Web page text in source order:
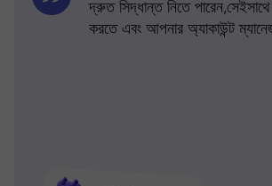
দ্রুত সিদ্ধান্ত নিতে পারেন,সেইসাথে
করতে এবং আপনার অ্যাকাউন্ট